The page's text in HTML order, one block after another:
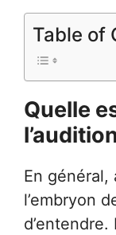
Table of
Quelle
En général,
l’embryon